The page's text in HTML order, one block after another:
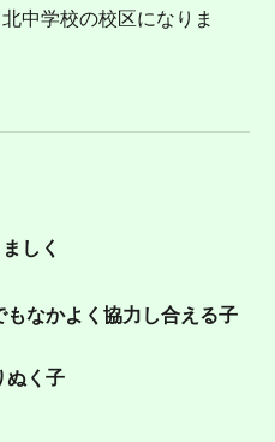
中学校の校区になりま
しく
なかよく協力し合える子
ぬく子